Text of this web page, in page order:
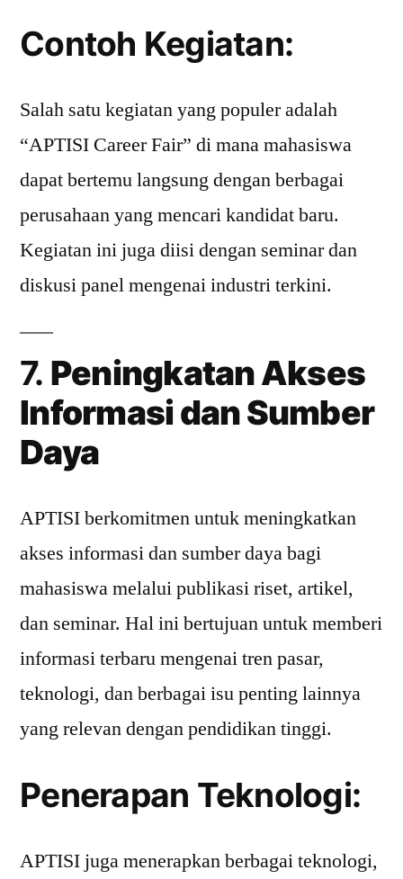
Contoh Kegiatan:
Salah satu kegiatan yang populer adalah
“APTISI Career Fair” di mana mahasiswa
dapat bertemu langsung dengan berbagai
perusahaan yang mencari kandidat baru.
Kegiatan ini juga diisi dengan seminar dan
diskusi panel mengenai industri terkini.
7. Peningkatan Akses
Informasi dan Sumber
Daya
APTISI berkomitmen untuk meningkatkan
akses informasi dan sumber daya bagi
mahasiswa melalui publikasi riset, artikel,
dan seminar. Hal ini bertujuan untuk memberi
informasi terbaru mengenai tren pasar,
teknologi, dan berbagai isu penting lainnya
yang relevan dengan pendidikan tinggi.
Penerapan Teknologi:
APTISI juga menerapkan berbagai teknologi,